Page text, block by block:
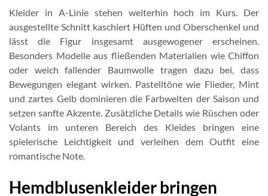
Kleider in A-Linie stehen weiterhin hoch im Kurs. Der
ausgestellte Schnitt kaschiert Hüften und Oberschenkel und
lässt die Figur insgesamt ausgewogener erscheinen.
Besonders Modelle aus fließenden Materialien wie Chiffon
oder weich fallender Baumwolle tragen dazu bei, dass
Bewegungen elegant wirken. Pastelltöne wie Flieder, Mint
und zartes Gelb dominieren die Farbwelten der Saison und
setzen sanfte Akzente. Zusätzliche Details wie Rüschen oder
Volants im unteren Bereich des Kleides bringen eine
spielerische Leichtigkeit und verleihen dem Outfit eine
romantische Note.
Hemdblusenkleider bringen